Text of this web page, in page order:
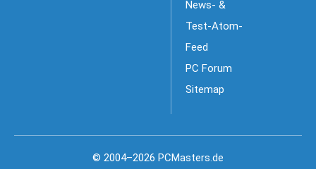
News- &
Test-Atom-
Feed
PC Forum
Sitemap
© 2004–2026 PCMasters.de